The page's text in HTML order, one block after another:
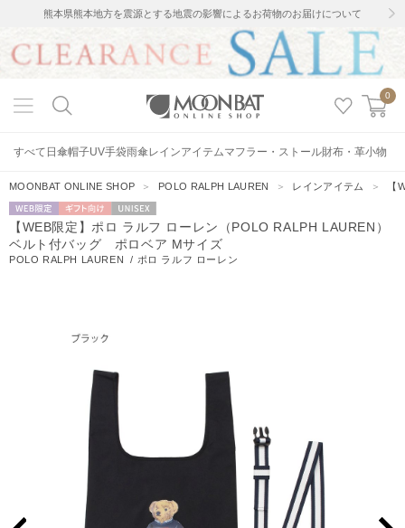
熊本県熊本地方を震源とする地震の影響によるお荷物のお届けについて
0
すべて 日傘帽子UV手袋雨傘レインアイテムマフラー・ストール財布・革小物
MOONBAT ONLINE SHOP ＞ POLO RALPH LAUREN ＞ レインアイテム ＞ 【
WEB限定ギフト向
け
UNISEX
【WEB限定】ポロ ラルフ ローレン（POLO RALPH LAUREN）
ベルト付バッグ ポロベア Mサイズ
POLO RALPH LAUREN / ポロ ラルフ ローレン